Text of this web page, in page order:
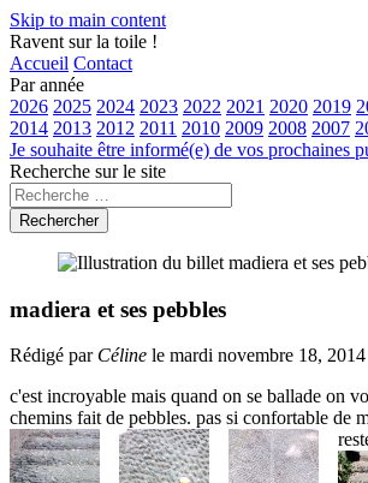
Skip to main content
Ravent sur la toile !
Accueil Contact
Par année
2026 2025 2024 2023 2022 2021 2020 2019
2014 2013 2012 2011 2010 2009 2008 2007
Je souhaite être informé(e) de vos prochaines
Recherche sur le site
Rechercher
madiera et ses pebbles
Rédigé par Céline le mardi novembre 18, 2014
c'est incroyable mais quand on se ballade on
chemins fait de pebbles. pas si confortable de